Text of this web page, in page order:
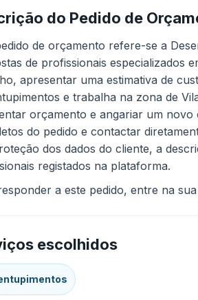
do Pedido de
de orçamento refere-se a
de profissionais especializados
apresentar uma estimativa de
e trabalha na zona de
orçamento e angariar um novo
do pedido e contactar
dos dados do cliente, a
registados na plataforma.
a este pedido, entre na
escolhidos